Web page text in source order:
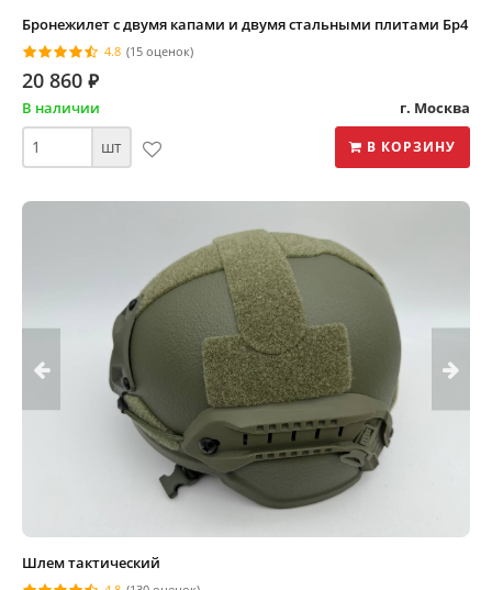
Бронежилет с двумя капами и двумя стальными плитами Бр4
4.8 (15 оценок)
20 860 ⃏
В наличии г. Москва
шт В КОРЗИНУ
Шлем тактический